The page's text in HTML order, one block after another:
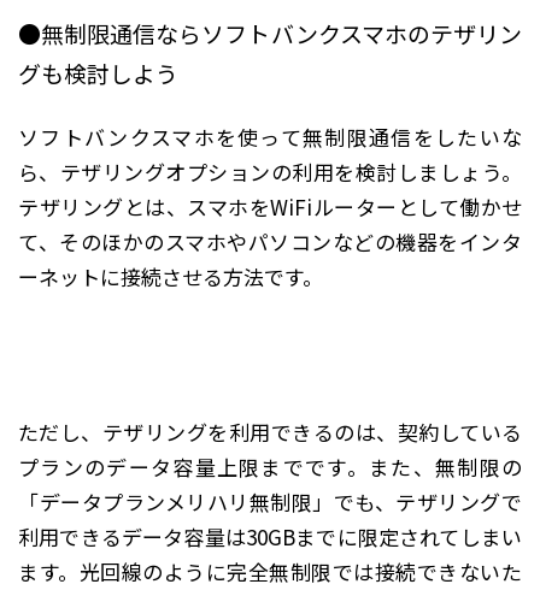
●無制限通信ならソフトバンクスマホのテザリン
グも検討しよう
ソフトバンクスマホを使って無制限通信をしたいな
ら、テザリングオプションの利用を検討しましょう。
テザリングとは、スマホをWiFiルーターとして働かせ
て、そのほかのスマホやパソコンなどの機器をインタ
ーネットに接続させる方法です。
ただし、テザリングを利用できるのは、契約している
プランのデータ容量上限までです。また、無制限の
「データプランメリハリ無制限」でも、テザリングで
利用できるデータ容量は30GBまでに限定されてしまい
ます。光回線のように完全無制限では接続できないた